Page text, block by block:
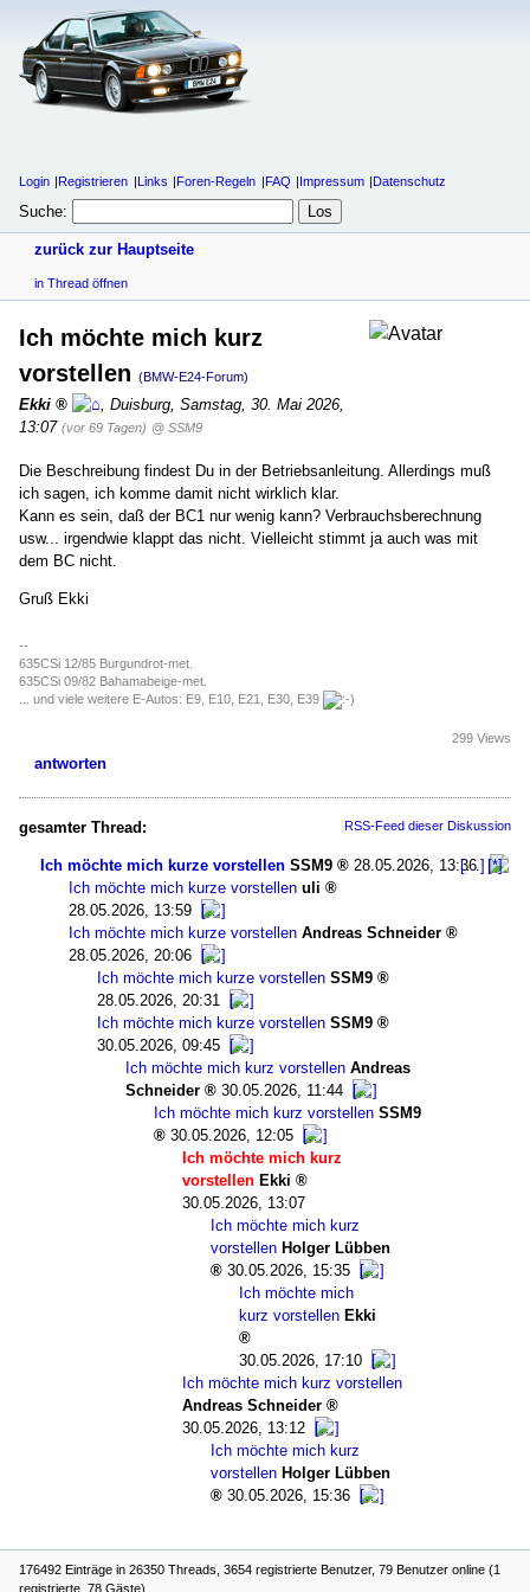
Login Registrieren Links Foren-Regeln FAQ Impressum Datenschutz
Suche:
zurück zur Hauptseite
in Thread öffnen
Ich möchte mich kurz
vorstellen (BMW-E24-Forum)
Ekki Duisburg Samstag, 30. Mai 2026,
13:07 (vor 69 Tagen) @ SSM9
Die Beschreibung findest Du in der Betriebsanleitung. Allerdings muß
ich sagen, ich komme damit nicht wirklich klar.
Kann es sein, daß der BC1 nur wenig kann? Verbrauchsberechnung
usw... irgendwie klappt das nicht. Vielleicht stimmt ja auch was mit
dem BC nicht.
Gruß Ekki
--
635CSi 12/85 Burgundrot-met.
635CSi 09/82 Bahamabeige-met.
... und viele weitere E-Autos: E9, E10, E21, E30, E39
antworten
299 Views
gesamter Thread: RSS-Feed dieser Diskussion
Ich möchte mich kurze vorstellen SSM9
28.05.2026, 13:36
Ich möchte mich kurze vorstellen uli
28.05.2026, 13:59
Ich möchte mich kurze vorstellen Andreas Schneider
28.05.2026, 20:06
Ich möchte mich kurze vorstellen SSM9
28.05.2026, 20:31
Ich möchte mich kurze vorstellen SSM9
30.05.2026, 09:45
Ich möchte mich kurz vorstellen Andreas
Schneider
30.05.2026, 11:44
Ich möchte mich kurz vorstellen SSM9
30.05.2026, 12:05
Ich möchte mich kurz
vorstellen Ekki
30.05.2026, 13:07
Ich möchte mich kurz
vorstellen Holger Lübben
30.05.2026, 15:35
Ich möchte mich
kurz vorstellen Ekki
30.05.2026, 17:10
Ich möchte mich kurz vorstellen
Andreas Schneider
30.05.2026, 13:12
Ich möchte mich kurz
vorstellen Holger Lübben
30.05.2026, 15:36
176492 Einträge in 26350 Threads, 3654 registrierte Benutzer, 79 Benutzer online (1
registrierte, 78 Gäste)